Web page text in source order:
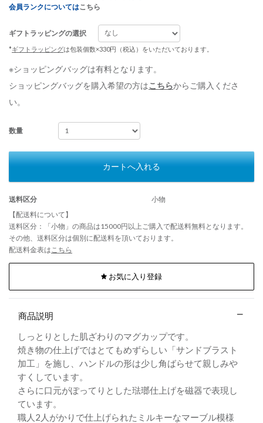
会員ランクについてはこちら
ギフトラッピングの選択
*ギフトラッピングは包装個数×330円（税込）をいただいております。
※ショッピングバッグは有料となります。
ショッピングバッグを購入希望の方はこちらからご購入くださ
い。
数量
カートへ入れる
送料区分
小物
【配送料について】
送料区分：「小物」の商品は15000円以上ご購入で配送料無料となります。
その他、送料区分は個別に配送料を頂いております。
配送料金表は こちら
お気に入り登録
商品説明
しっとりとした肌ざわりのマグカップです。
焼き物の仕上げではとてもめずらしい「サンドブラスト
加工」を施し、ハンドルの形は少し角ばらせて親しみや
すくしています。
さらに口元がぽってりとした琺瑯仕上げを磁器で表現し
ています。
職人2人がかりで仕上げられたミルキーなマーブル模様